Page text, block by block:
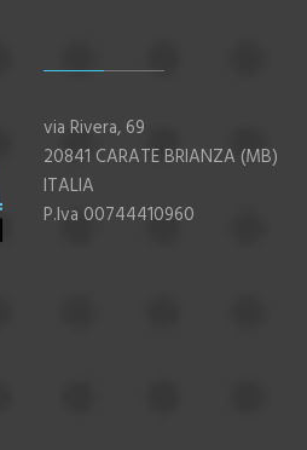
via Rivera, 69
20841 CARATE BRIANZA (MB)
ITALIA
P.Iva 00744410960